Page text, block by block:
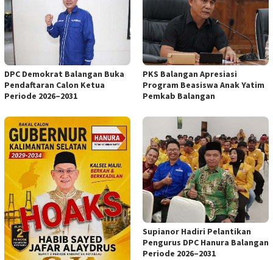
DPC Demokrat Balangan Buka
Pendaftaran Calon Ketua
Periode 2026–2031
PKS Balangan Apresiasi
Program Beasiswa Anak Yatim
Pemkab Balangan
Supianor Hadiri Pelantikan
Pengurus DPC Hanura Balangan
Periode 2026–2031